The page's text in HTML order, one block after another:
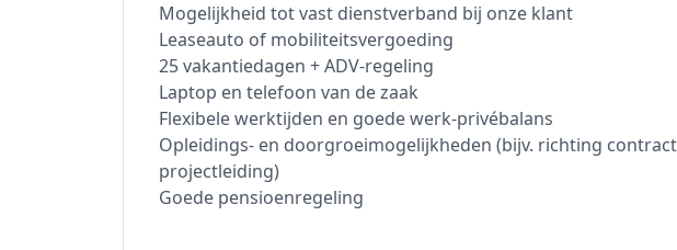
Mogelijkheid tot vast dienstverband bij onze klant
Leaseauto of mobiliteitsvergoeding
25 vakantiedagen + ADV-regeling
Laptop en telefoon van de zaak
Flexibele werktijden en goede werk-privébalans
Opleidings- en doorgroeimogelijkheden (bijv. richting
projectleiding)
Goede pensioenregeling